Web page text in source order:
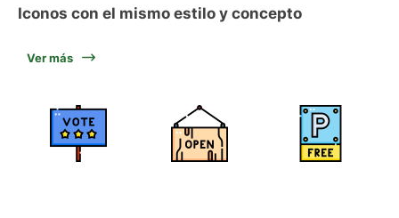
Iconos con el mismo estilo y concepto
Ver más